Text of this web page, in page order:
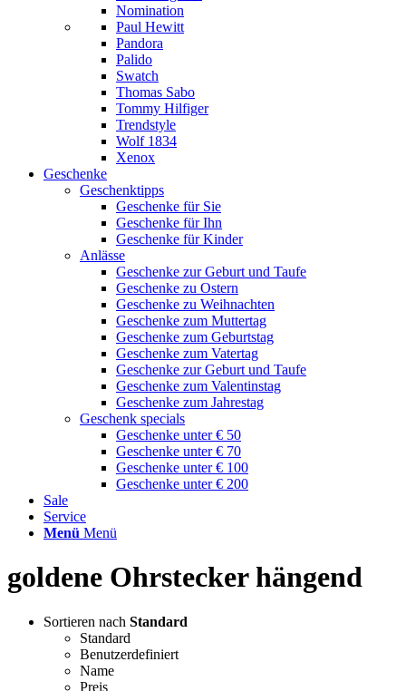
Nomination
Paul Hewitt
Pandora
Palido
Swatch
Thomas Sabo
Tommy Hilfiger
Trendstyle
Wolf 1834
Xenox
Geschenke
Geschenktipps
Geschenke für Sie
Geschenke für Ihn
Geschenke für Kinder
Anlässe
Geschenke zur Geburt und Taufe
Geschenke zu Ostern
Geschenke zu Weihnachten
Geschenke zum Muttertag
Geschenke zum Geburtstag
Geschenke zum Vatertag
Geschenke zur Geburt und Taufe
Geschenke zum Valentinstag
Geschenke zum Jahrestag
Geschenk specials
Geschenke unter € 50
Geschenke unter € 70
Geschenke unter € 100
Geschenke unter € 200
Sale
Service
Menü Menü
goldene Ohrstecker hängend
Sortieren nach Standard
Standard
Benutzerdefiniert
Name
Preis